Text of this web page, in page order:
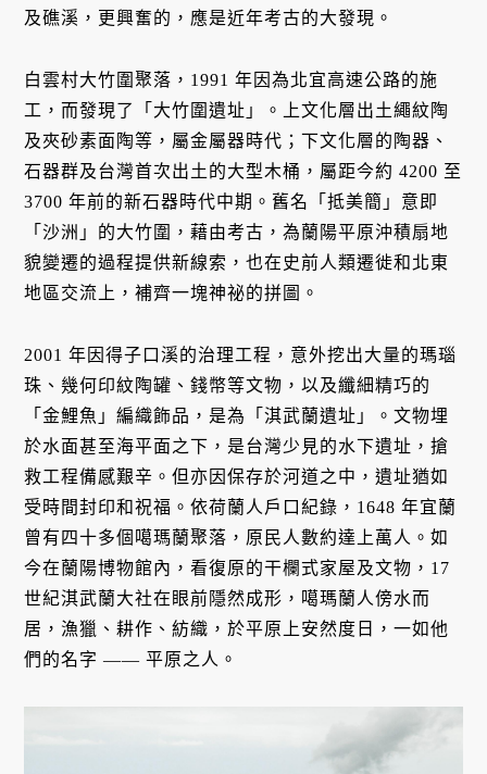
及礁溪，更興奮的，應是近年考古的大發現。
白雲村大竹圍聚落，1991 年因為北宜高速公路的施
工，而發現了「大竹圍遺址」。上文化層出土繩紋陶
及夾砂素面陶等，屬金屬器時代；下文化層的陶器、
石器群及台灣首次出土的大型木桶，屬距今約 4200 至
3700 年前的新石器時代中期。舊名「抵美簡」意即
「沙洲」的大竹圍，藉由考古，為蘭陽平原沖積扇地
貌變遷的過程提供新線索，也在史前人類遷徙和北東
地區交流上，補齊一塊神祕的拼圖。
2001 年因得子口溪的治理工程，意外挖出大量的瑪瑙
珠、幾何印紋陶罐、錢幣等文物，以及纖細精巧的
「金鯉魚」編織飾品，是為「淇武蘭遺址」。文物埋
於水面甚至海平面之下，是台灣少見的水下遺址，搶
救工程備感艱辛。但亦因保存於河道之中，遺址猶如
受時間封印和祝福。依荷蘭人戶口紀錄，1648 年宜蘭
曾有四十多個噶瑪蘭聚落，原民人數約達上萬人。如
今在蘭陽博物館內，看復原的干欄式家屋及文物，17
世紀淇武蘭大社在眼前隱然成形，噶瑪蘭人傍水而
居，漁獵、耕作、紡織，於平原上安然度日，一如他
們的名字 —— 平原之人。